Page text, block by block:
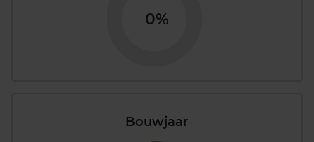
0%
Bouwjaar